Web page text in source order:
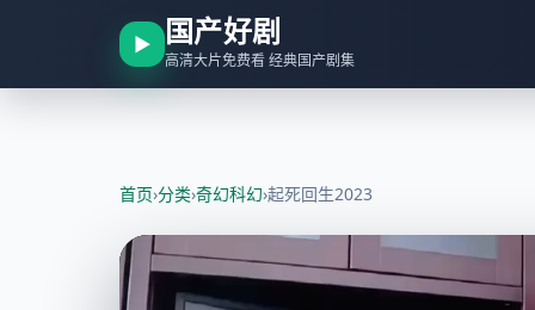
▶ 国产好剧
高清大片免费看 经典国产剧集
首页›分类›奇幻科幻›起死回生2023